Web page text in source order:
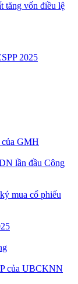
tăng vốn điều lệ
2025
GMH
lần đầu Công
mua cổ phiếu
của UBCKNN